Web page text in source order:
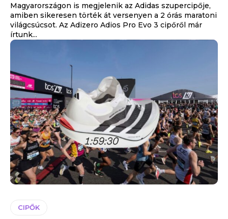
Magyarországon is megjelenik az Adidas szupercipője,
amiben sikeresen törték át versenyen a 2 órás maratoni
világcsúcsot. Az Adizero Adios Pro Evo 3 cipőről már
írtunk...
CIPŐK